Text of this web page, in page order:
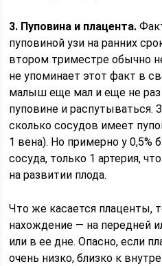
3. Пуповина и плацента.
пуповиной узи на ранних
втором триместре обычно
не упоминает этот факт в
малыш еще мал и еще не
пуповине и распутываться.
сколько сосудов имеет
1 вена). Но примерно у 0,5%
сосуда, только 1 артерия,
на развитии плода.
Что же касается плаценты,
нахождение — на передней
или в ее дне. Опасно, если
очень низко, близко к